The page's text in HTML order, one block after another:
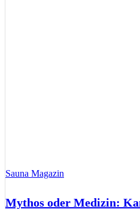
Sauna Magazin
Mythos oder Medizin: